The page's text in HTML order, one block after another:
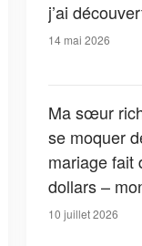
j’ai
changé sa vie
14 mai 2026
Ma sœur
se moquer
mariage fait
dollars –
tendu le
10 juillet 2026